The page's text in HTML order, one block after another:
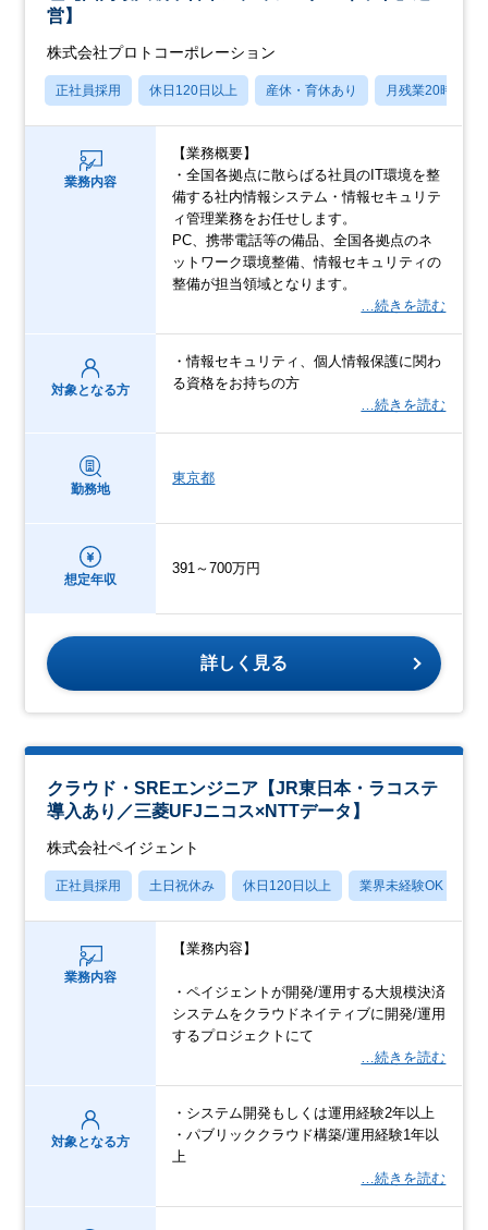
営】
株式会社プロトコーポレーション
正社員採用 休日120日以上 産休・育休あり 月残業20時間以
業務内容
【業務概要】
・全国各拠点に散らばる社員のIT環境を整
備する社内情報システム・情報セキュリテ
ィ管理業務をお任せします。
PC、携帯電話等の備品、全国各拠点のネ
ットワーク環境整備、情報セキュリティの
整備が担当領域となります。
…続きを読む
対象となる方
・情報セキュリティ、個人情報保護に関わ
る資格をお持ちの方
…続きを読む
勤務地
東京都
想定年収
391～700万円
詳しく見る
クラウド・SREエンジニア【JR東日本・ラコステ
導入あり／三菱UFJニコス×NTTデータ】
株式会社ペイジェント
正社員採用 土日祝休み 休日120日以上 業界未経験OK
業務内容
【業務内容】
・ペイジェントが開発/運用する大規模決済
システムをクラウドネイティブに開発/運用
するプロジェクトにて
…続きを読む
対象となる方
・システム開発もしくは運用経験2年以上
・パブリッククラウド構築/運用経験1年以
上
…続きを読む